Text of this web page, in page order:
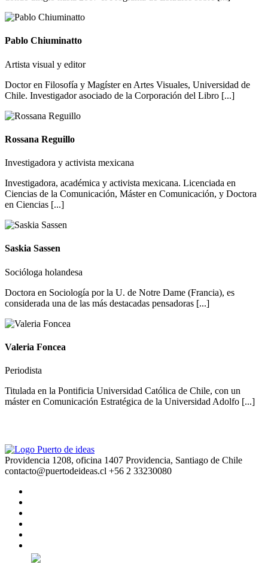
Pablo Chiuminatto
Artista visual y editor
Doctor en Filosofía y Magíster en Artes Visuales, Universidad de
Chile. Investigador asociado de la Corporación del Libro [...]
Rossana Reguillo
Investigadora y activista mexicana
Investigadora, académica y activista mexicana. Licenciada en
Ciencias de la Comunicación, Máster en Comunicación, y Doctora
en Ciencias [...]
Saskia Sassen
Socióloga holandesa
Doctora en Sociología por la U. de Notre Dame (Francia), es
considerada una de las más destacadas pensadoras [...]
Valeria Foncea
Periodista
Titulada en la Pontificia Universidad Católica de Chile, con un
máster en Comunicación Estratégica de la Universidad Adolfo [...]
Providencia 1208, oficina 1407 Providencia, Santiago de Chile
contacto@puertodeideas.cl +56 2 33230080